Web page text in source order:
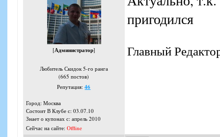
[Администратор]
Любитель Скидок 5-го ранга
(665 постов)
Репутация:46
Город: Москва
Состоит В Клубе с: 03.07.10
Знает о купонах с: апрель 2010
Сейчас на сайте: Offline
пригодился
Главный